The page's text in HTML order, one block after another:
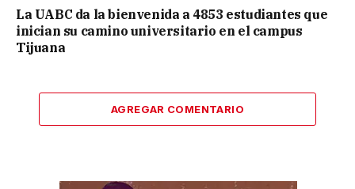
La UABC da la bienvenida a 4853 estudiantes que
inician su camino universitario en el campus
Tijuana
AGREGAR COMENTARIO